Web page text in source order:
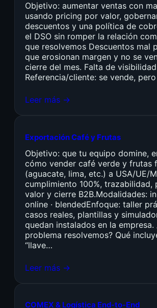
Objetivo: aumentar ventas con
usando pricing por valor,
descuentos y una política de
el DSO sin romper la relación
que resolvemos Descuentos mal
que erosionan margen y no se
cierre del mes. Falta de
Referencia/cliente: se vende,
Leer más →
Exportación Café y Frutas
Objetivo: que tu equipo domine,
cómo vender café verde y frutas
(aguacate, lima, etc.) a USA/UE/
cumplimiento 100%, trazabilidad,
valor y cierre B2B.Modalidades:
online · blendedEnfoque: taller
casos reales, plantillas y
quedan instalados en la empresa.
problema resolvemos? Qué
“llave…
Leer más →
COMEX & Logística End-to-End